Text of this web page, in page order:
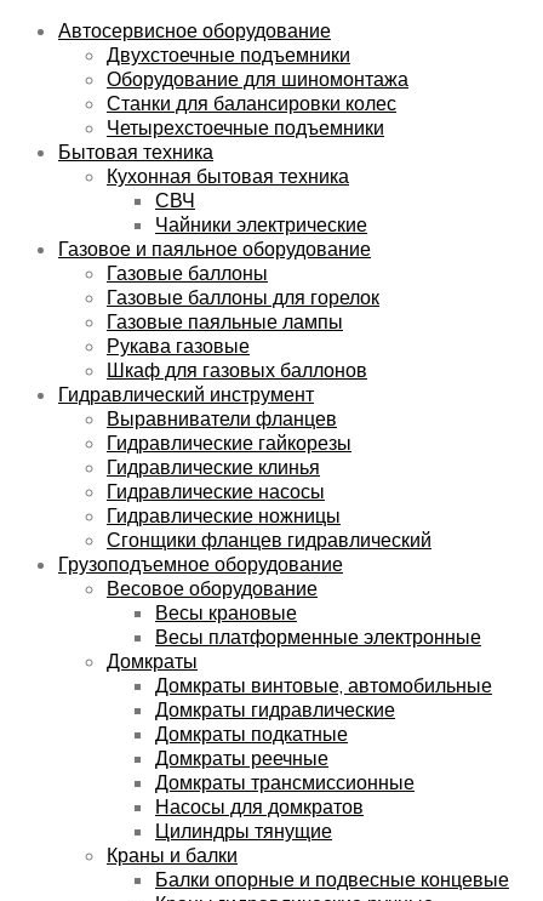
Автосервисное оборудование
Двухстоечные подъемники
Оборудование для шиномонтажа
Станки для балансировки колес
Четырехстоечные подъемники
Бытовая техника
Кухонная бытовая техника
СВЧ
Чайники электрические
Газовое и паяльное оборудование
Газовые баллоны
Газовые баллоны для горелок
Газовые паяльные лампы
Рукава газовые
Шкаф для газовых баллонов
Гидравлический инструмент
Выравниватели фланцев
Гидравлические гайкорезы
Гидравлические клинья
Гидравлические насосы
Гидравлические ножницы
Сгонщики фланцев гидравлический
Грузоподъемное оборудование
Весовое оборудование
Весы крановые
Весы платформенные электронные
Домкраты
Домкраты винтовые, автомобильные
Домкраты гидравлические
Домкраты подкатные
Домкраты реечные
Домкраты трансмиссионные
Насосы для домкратов
Цилиндры тянущие
Краны и балки
Балки опорные и подвесные концевые